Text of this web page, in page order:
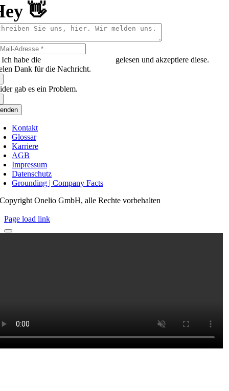
👋
Ich habe die
gelesen und akzeptiere diese.
Dank für die Nachricht.
gab es ein Problem.
Kontakt
Glossar
Karriere
AGB
Impressum
Datenschutz
Grounding | Company Facts
Onelio GmbH, alle Rechte vorbehalten
Page load link